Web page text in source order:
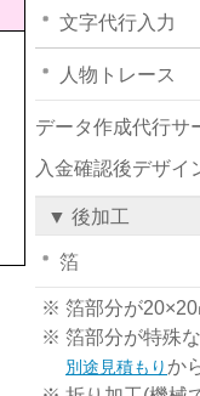
文字代行入力
人物トレース
データ作成代行サ
入金確認後デザイ
▼ 後加工
箔
※ 箔部分が20×20
※ 箔部分が特殊
別途見積もりか